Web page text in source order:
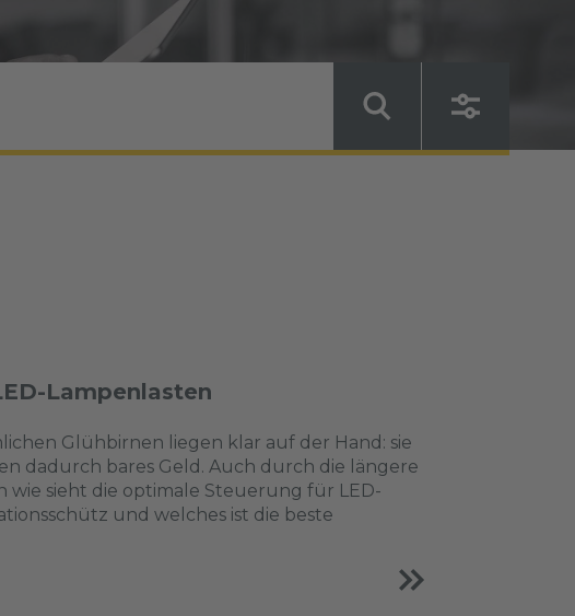
Lampenlasten
Glühbirnen liegen klar auf der Hand: sie
dadurch bares Geld. Auch durch die längere
wie sieht die optimale Steuerung für LED-
und welches ist die beste